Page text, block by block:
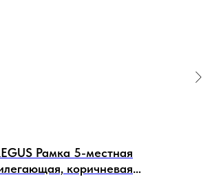
Рамка 5-местная
коричневая